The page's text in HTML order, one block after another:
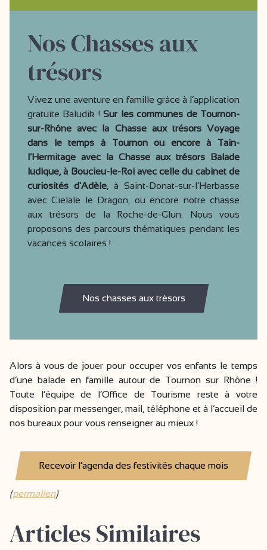
Nos Chasses aux
trésors
Vivez une aventure en famille grâce à l’application
gratuite Baludik !Sur les communes de Tournon-
sur-Rhône avec la Chasse aux trésors Voyage
dans le temps à Tournon ou encore à Tain-
l’Hermitage avec la Chasse aux trésors Balade
ludique, à Boucieu-le-Roi avec celle du cabinet de
curiosités d'Adèle , à Saint-Donat-sur-l’Herbasse
avec Cielale le Dragon, ou encore notre chasse
aux trésors de la Roche-de-Glun. Nous vous
proposons des parcours thématiques pendant les
vacances scolaires !
Nos chasses aux trésors
Alors à vous de jouer pour occuper vos enfants le temps
d’une balade en famille autour de Tournon sur Rhône !
Toute l’équipe de l’Office de Tourisme reste à votre
disposition par messenger, mail, téléphone et à l’accueil de
nos bureaux pour vous renseigner au mieux !
Recevoir l’agenda des festivités chaque mois
(permalien)
Articles Similaires